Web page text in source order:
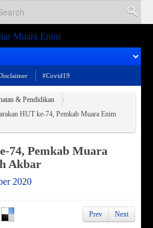
#Covid19
& Pendidikan
HUT ke-74, Pemkab Muara Enim
74, Pemkab Muara
Akbar
2020
Prev Next